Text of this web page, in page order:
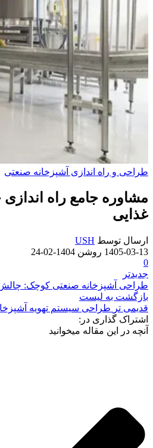
طراحی و راه‌ اندازی آشپزخانه صنعتی
مشاوره جامع راه اندازی
غذایی
ارسال توسط USH
1405-03-13 روشن 1404-02-24
0
جدیدتر
طراحی آشپزخانه صنعتی کوچک:
بازگشت به لیست
قدیمی تر طراحی سیستم تهویه
اشتراک گذاری در:
آنچه در این مقاله میخوانید